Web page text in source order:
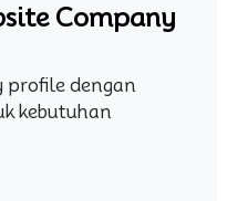
Company
profile dengan
kebutuhan